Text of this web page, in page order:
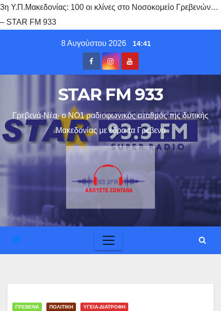
3η Υ.Π.Μακεδονίας: 100 οι κλίνες στο Νοσοκομείο Γρεβενών…
– STAR FM 933
8 Αυγούστου 2026 14:41
STAR FM 933
Γρεβενά-Νέα- ο ΝΟ1 ραδιοφωνικός σταθμός της δυτικής
Μακεδονίας με έδρα τα Γρεβενα
ΓΡΕΒΕΝΑ ΠΟΛΙΤΙΚΗ ΥΓΕΙΑ-ΔΙΑΤΡΟΦΗ